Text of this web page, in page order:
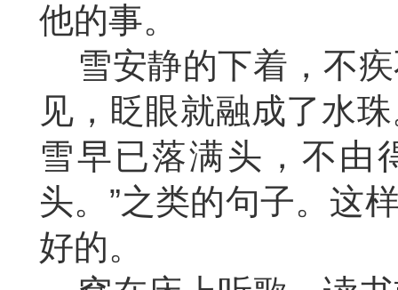
他的事。
雪安静的下着，不
见，眨眼就融成了水
雪早已落满头，不由
头。”之类的句子。这
好的。